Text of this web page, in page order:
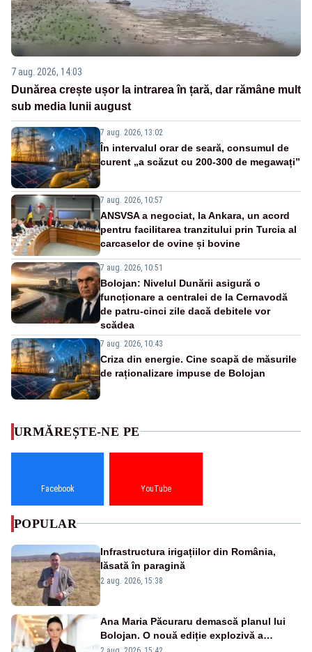
7 aug. 2026, 14:03
Dunărea crește ușor la intrarea în țară, dar rămâne mult
sub media lunii august
7 aug. 2026, 13:02
În intervalul orar de seară, consumul de
curent „a scăzut cu 200-300 de megawați”
7 aug. 2026, 10:57
ANSVSA a negociat, la Ankara, un acord
pentru facilitarea tranzitului prin Turcia al
carcaselor de ovine și bovine
7 aug. 2026, 10:51
Bolojan: Nivelul Dunării asigură o
funcționare a centralei de la Cernavodă
de patru-cinci zile dacă debitele vor
scădea
7 aug. 2026, 10:43
Criza din energie. Cine scapă de măsurile
de raționalizare impuse de Bolojan
URMĂREȘTE-NE PE
Facebook YouTube
POPULAR
Infrastructura irigațiilor din România,
lăsată în paragină
2 aug. 2026, 15:38
Ana Maria Păcuraru demască planul lui
Bolojan. O nouă ediție explozivă a
emisiunii „Miza Zilei” la Realitatea PLUS